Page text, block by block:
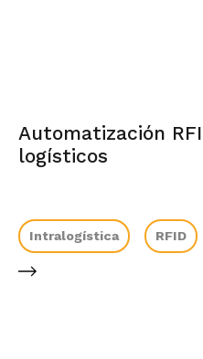
Automatización
logísticos
Intralogística RFID